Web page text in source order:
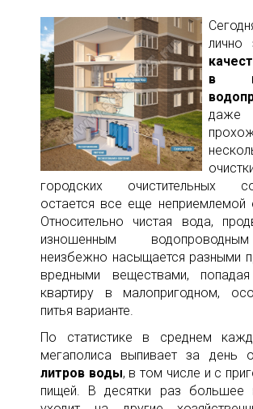
лично
в
городских очистительных
остается все еще неприемлемой
Относительно чистая вода,
изношенным
неизбежно насыщается разными
вредными веществами,
квартиру в малопригодном,
питья варианте.
По статистике в среднем
мегаполиса выпивает за день
литров воды, в том числе и с
пищей. В десятки раз большее